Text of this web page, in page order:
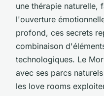
une thérapie naturelle,
l'ouverture
profond, ces secrets
combinaison
technologiques. Le
avec ses parcs
les love rooms